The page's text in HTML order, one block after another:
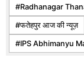
Radhanagar
फतेहपुर आज की न्यूज़
IPS Abhimanyu